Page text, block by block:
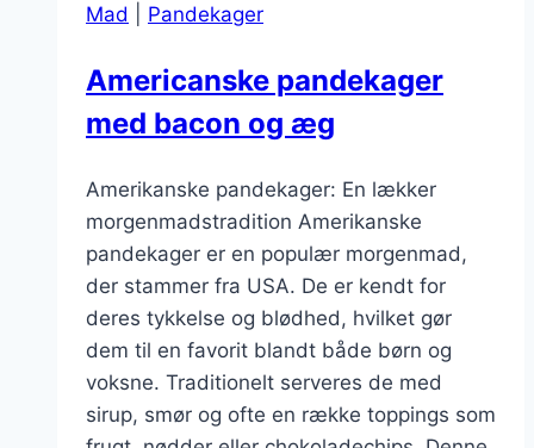
Mad Pandekager
Americanske pandekager
med bacon og æg
Amerikanske pandekager: En lækker
morgenmadstradition Amerikanske
pandekager er en populær morgenmad,
der stammer fra USA. De er kendt for
deres tykkelse og blødhed, hvilket gør
dem til en favorit blandt både børn og
voksne. Traditionelt serveres de med
sirup, smør og ofte en række toppings som